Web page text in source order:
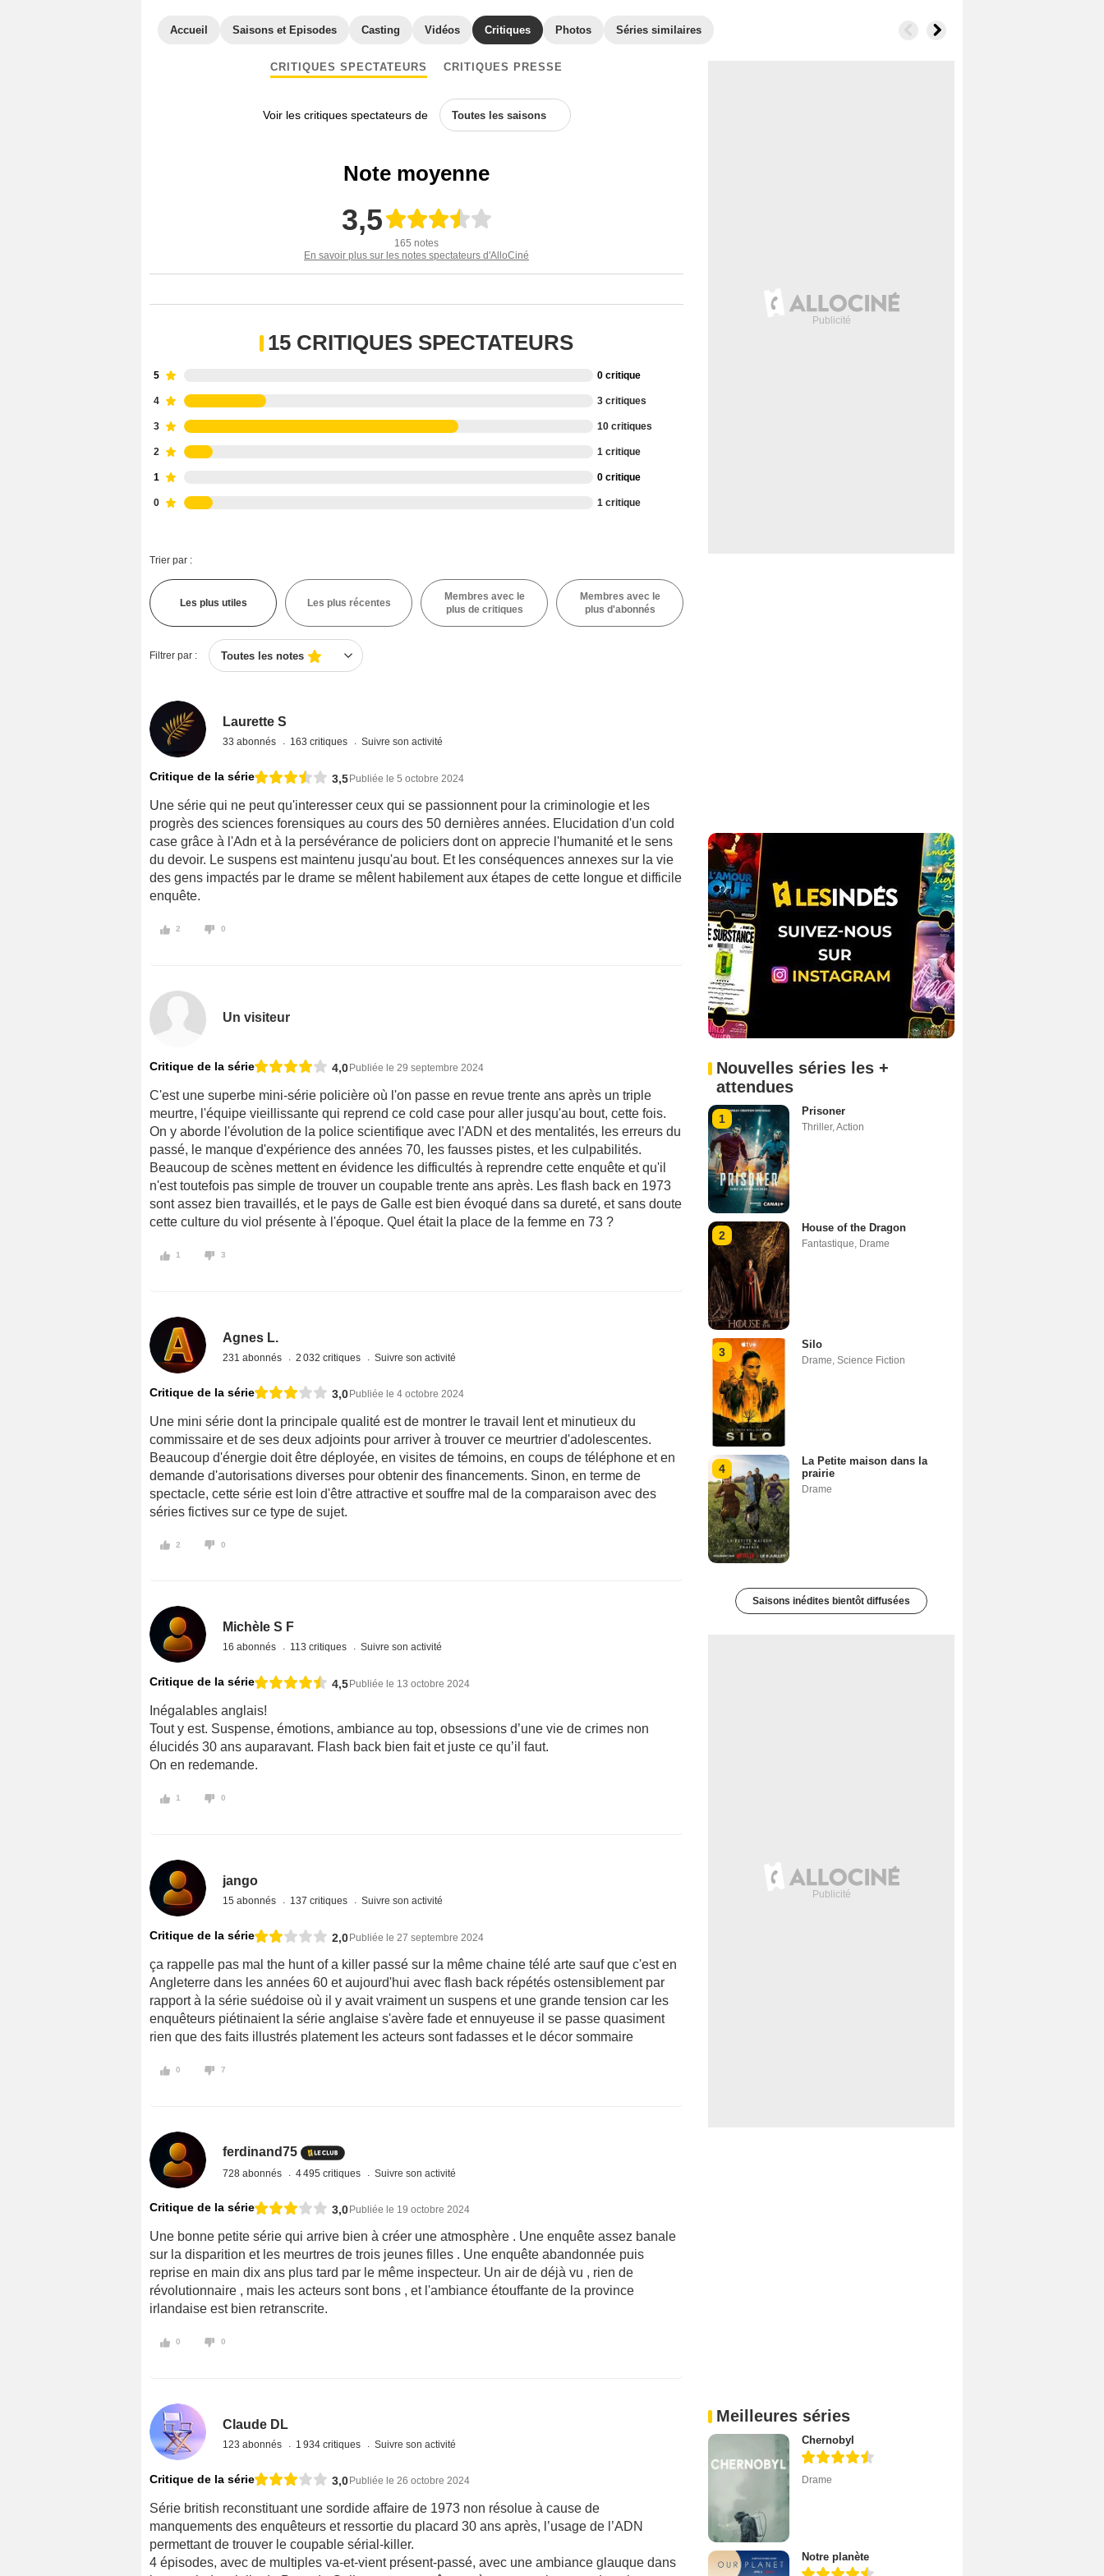
Accueil Saisons et Episodes Casting Vidéos Critiques Photos Séries similaires
CRITIQUES SPECTATEURS CRITIQUES PRESSE
Voir les critiques spectateurs de Toutes les saisons
Note moyenne
3,5
165 notes
En savoir plus sur les notes spectateurs d'AlloCiné
15 CRITIQUES SPECTATEURS
5 0 critique
4 3 critiques
3 10 critiques
2 1 critique
1 0 critique
0 1 critique
Trier par :
Les plus utiles Les plus récentes
Membres avec le
plus de critiques
Membres avec le
plus d'abonnés
Filtrer par : Toutes les notes
Laurette S
33 abonnés 163 critiques Suivre son activité
Critique de la série 3,5Publiée le 5 octobre 2024
Une série qui ne peut qu'interesser ceux qui se passionnent pour la criminologie et les
progrès des sciences forensiques au cours des 50 dernières années. Elucidation d'un cold
case grâce à l'Adn et à la persévérance de policiers dont on apprecie l'humanité et le sens
du devoir. Le suspens est maintenu jusqu'au bout. Et les conséquences annexes sur la vie
des gens impactés par le drame se mêlent habilement aux étapes de cette longue et difficile
enquête.
2 0
Un visiteur
Critique de la série 4,0 Publiée le 29 septembre 2024
C'est une superbe mini-série policière où l'on passe en revue trente ans après un triple
meurtre, l'équipe vieillissante qui reprend ce cold case pour aller jusqu'au bout, cette fois.
On y aborde l'évolution de la police scientifique avec l'ADN et des mentalités, les erreurs du
passé, le manque d'expérience des années 70, les fausses pistes, et les culpabilités.
Beaucoup de scènes mettent en évidence les difficultés à reprendre cette enquête et qu'il
n'est toutefois pas simple de trouver un coupable trente ans après. Les flash back en 1973
sont assez bien travaillés, et le pays de Galle est bien évoqué dans sa dureté, et sans doute
cette culture du viol présente à l'époque. Quel était la place de la femme en 73 ?
1 3
Agnes L.
231 abonnés 2 032 critiques Suivre son activité
Critique de la série 3,0 Publiée le 4 octobre 2024
Une mini série dont la principale qualité est de montrer le travail lent et minutieux du
commissaire et de ses deux adjoints pour arriver à trouver ce meurtrier d'adolescentes.
Beaucoup d'énergie doit être déployée, en visites de témoins, en coups de téléphone et en
demande d'autorisations diverses pour obtenir des financements. Sinon, en terme de
spectacle, cette série est loin d'être attractive et souffre mal de la comparaison avec des
séries fictives sur ce type de sujet.
2 0
Michèle S F
16 abonnés 113 critiques Suivre son activité
Critique de la série 4,5 Publiée le 13 octobre 2024
Inégalables anglais!
Tout y est. Suspense, émotions, ambiance au top, obsessions d’une vie de crimes non
élucidés 30 ans auparavant. Flash back bien fait et juste ce qu’il faut.
On en redemande.
1 0
jango
15 abonnés 137 critiques Suivre son activité
Critique de la série 2,0Publiée le 27 septembre 2024
ça rappelle pas mal the hunt of a killer passé sur la même chaine télé arte sauf que c'est en
Angleterre dans les années 60 et aujourd'hui avec flash back répétés ostensiblement par
rapport à la série suédoise où il y avait vraiment un suspens et une grande tension car les
enquêteurs piétinaient la série anglaise s'avère fade et ennuyeuse il se passe quasiment
rien que des faits illustrés platement les acteurs sont fadasses et le décor sommaire
0 7
ferdinand75
728 abonnés 4 495 critiques Suivre son activité
Critique de la série 3,0Publiée le 19 octobre 2024
Une bonne petite série qui arrive bien à créer une atmosphère . Une enquête assez banale
sur la disparition et les meurtres de trois jeunes filles . Une enquête abandonnée puis
reprise en main dix ans plus tard par le même inspecteur. Un air de déjà vu , rien de
révolutionnaire , mais les acteurs sont bons , et l'ambiance étouffante de la province
irlandaise est bien retranscrite.
0 0
Claude DL
123 abonnés 1 934 critiques Suivre son activité
Critique de la série 3,0 Publiée le 26 octobre 2024
Série british reconstituant une sordide affaire de 1973 non résolue à cause de
manquements des enquêteurs et ressortie du placard 30 ans après, l’usage de l’ADN
permettant de trouver le coupable sérial-killer.
4 épisodes, avec de multiples va-et-vient présent-passé, avec une ambiance glauque dans
Nouvelles séries les +
attendues
1
Prisoner
Thriller,Action
2
House of the Dragon
Fantastique, Drame
3
Silo
Drame, Science Fiction
4
La Petite maison dans la
prairie
Drame
Saisons inédites bientôt diffusées
Meilleures séries
Chernobyl
Drame
Notre planète